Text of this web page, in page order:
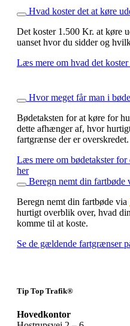
Hvad koster det at køre
Det koster 1.500 Kr. at køre
uanset hvor du sidder og
Læs mere om hvad det
Hvor meget får man i
Bødetaksten for at køre for
dette afhænger af, hvor
fartgrænse der er overskredet.
Læs mere om bødetakster
her
Beregn nemt din
Beregn nemt din fartbøde via
hurtigt overblik over, hvad
komme til at koste.
Se de gældende fartgrænser
Tip Top Trafik®
Hovedkontor